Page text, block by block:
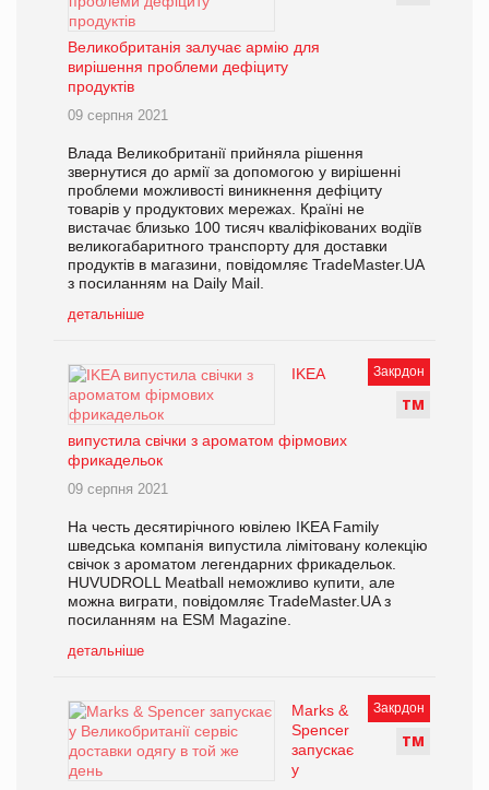
Великобританія залучає армію для
вирішення проблеми дефіциту
продуктів
09 серпня 2021
Влада Великобританії прийняла рішення
звернутися до армії за допомогою у вирішенні
проблеми можливості виникнення дефіциту
товарів у продуктових мережах. Країні не
вистачає близько 100 тисяч кваліфікованих водіїв
великогабаритного транспорту для доставки
продуктів в магазини, повідомляє TradeMaster.UA
з посиланням на Daily Mail.
детальніше
Закрдон
ТМ
IKEA
випустила свічки з ароматом фірмових
фрикадельок
09 серпня 2021
На честь десятирічного ювілею IKEA Family
шведська компанія випустила лімітовану колекцію
свічок з ароматом легендарних фрикадельок.
HUVUDROLL Meatball неможливо купити, але
можна виграти, повідомляє TradeMaster.UA з
посиланням на ESM Magazine.
детальніше
Закрдон
ТМ
Marks &
Spencer
запускає
у